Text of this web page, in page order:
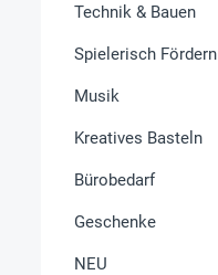
Technik & Bauen
Spielerisch Fördern
Musik
Kreatives Basteln
Bürobedarf
Geschenke
NEU